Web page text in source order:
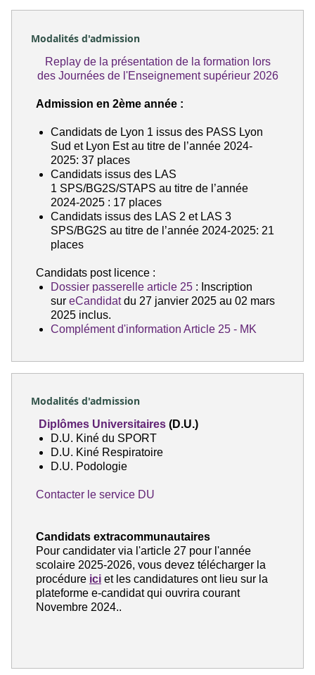
Modalités d'admission
Replay de la présentation de la formation lors
des Journées de l'Enseignement supérieur 2026
Admission en 2ème année :
Candidats de Lyon 1 issus des PASS Lyon
Sud et Lyon Est au titre de l’année 2024-
2025: 37 places
Candidats issus des LAS
1 SPS/BG2S/STAPS au titre de l’année
2024-2025 : 17 places
Candidats issus des LAS 2 et LAS 3
SPS/BG2S au titre de l’année 2024-2025: 21
places
Candidats post licence :
Dossier passerelle article 25: Inscription
sur eCandidatdu 27 janvier 2025 au 02 mars
2025 inclus.
Complément d'information Article 25 - MK
Modalités d'admission
Diplômes Universitaires (D.U.)
D.U. Kiné du SPORT
D.U. Kiné Respiratoire
D.U. Podologie
Contacter le service DU
Candidats extracommunautaires
Pour candidater via l'article 27 pour l'année
scolaire 2025-2026, vous devez télécharger la
procédure ici et les candidatures ont lieu sur la
plateforme e-candidat qui ouvrira courant
Novembre 2024..